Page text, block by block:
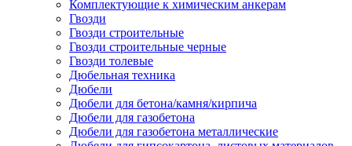
Комплектующие к химическим анкерам
Гвозди
Гвозди строительные
Гвозди строительные черные
Гвозди толевые
Дюбельная техника
Дюбели
Дюбели для бетона/камня/кирпича
Дюбели для газобетона
Дюбели для газобетона металлические